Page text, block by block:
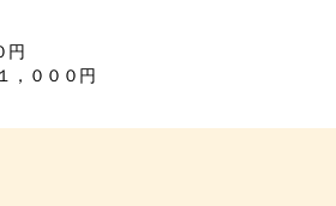
円
，０００円